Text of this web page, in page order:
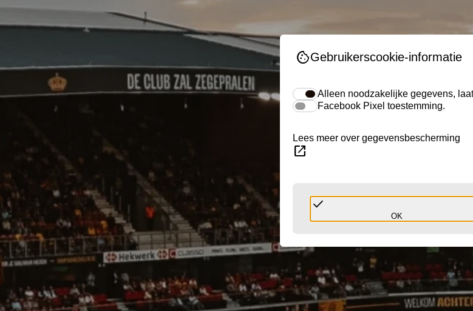
cookieGebruikerscookie-informatie
Alleen noodzakelijke gegevens,
Facebook Pixel toestemming.
Lees meer over gegevensbescherming
open_in_new
done
OK